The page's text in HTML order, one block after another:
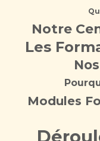
Notre
Les
Modules